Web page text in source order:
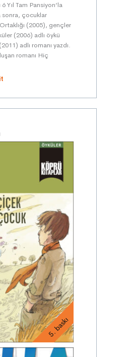
Yıl Tam Pansiyon’la
sonra, çocuklar
(2005), gençler
(2006) adlı öykü
adlı romanı yazdı.
romanı Hiç
5. baskı